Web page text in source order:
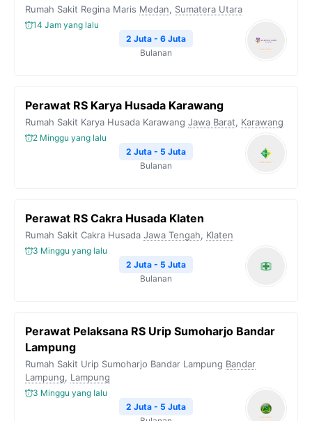
Rumah Sakit Regina Maris Medan, Sumatera Utara
14 Jam yang lalu
2 Juta - 6 Juta
Bulanan
Perawat RS Karya Husada Karawang
Rumah Sakit Karya Husada Karawang Jawa Barat, Karawang
2 Minggu yang lalu
2 Juta - 5 Juta
Bulanan
Perawat RS Cakra Husada Klaten
Rumah Sakit Cakra Husada Jawa Tengah, Klaten
3 Minggu yang lalu
2 Juta - 5 Juta
Bulanan
Perawat Pelaksana RS Urip Sumoharjo Bandar
Lampung
Rumah Sakit Urip Sumoharjo Bandar Lampung Bandar
Lampung, Lampung
3 Minggu yang lalu
2 Juta - 5 Juta